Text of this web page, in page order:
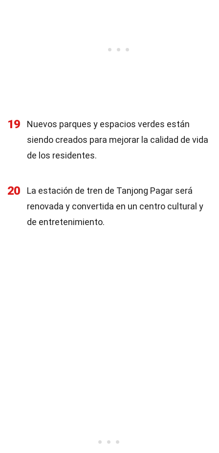
19
Nuevos parques y espacios verdes están
siendo creados para mejorar la calidad de vida
de los residentes.
20
La estación de tren de Tanjong Pagar será
renovada y convertida en un centro cultural y
de entretenimiento.